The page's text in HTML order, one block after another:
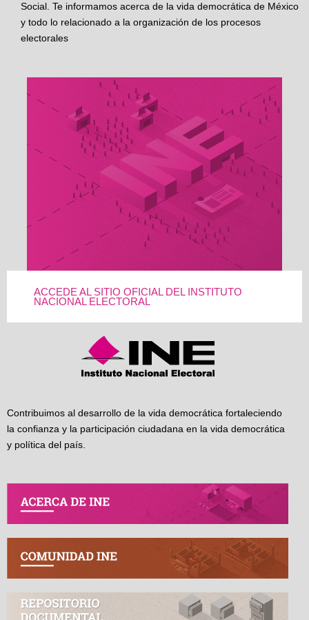
Social. Te informamos acerca de la vida democrática de México
y todo lo relacionado a la organización de los procesos
electorales
ACCEDE AL SITIO OFICIAL DEL INSTITUTO
NACIONAL ELECTORAL
Contribuimos al desarrollo de la vida democrática fortaleciendo
la confianza y la participación ciudadana en la vida democrática
y política del país.